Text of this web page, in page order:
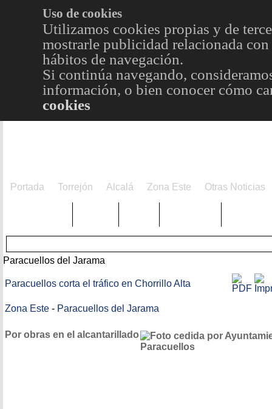
Uso de cookies
Utilizamos cookies propias y de
mostrarle publicidad relacionada
hábitos de navegación.
Si continúa navegando,
información, o bien conocer cómo
cookies
Portada Torrejón Alcalá Zona Este Otras Noticias
Paracuellos del Jarama
Paracuellos corta el tráfico en Chorrillo Alta
Zona Este - Paracuellos del Jarama
Por obras en el alcantarillado